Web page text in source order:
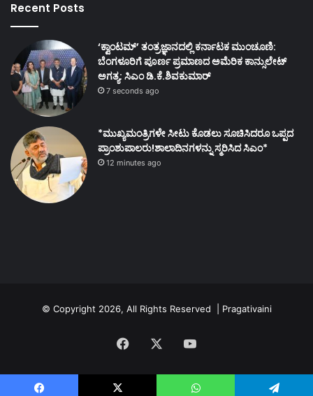
Recent Posts
‘ಕ್ವಾಂಟಮ್’ ತಂತ್ರಜ್ಞಾನದಲ್ಲಿ ಕರ್ನಾಟಕ ಮುಂಚೂಣಿ:
ಬೆಂಗಳೂರಿಗೆ ಪೂರ್ಣ ಪ್ರಮಾಣದ ಅಮೆರಿಕ ಕಾನ್ಸುಲೇಟ್
ಅಗತ್ಯ: ಸಿಎಂ ಡಿ.ಕೆ.ಶಿವಕುಮಾರ್
7 seconds ago
*ಮುಖ್ಯಮಂತ್ರಿಗಳೇ ಸೀಟು ಕೊಡಲು ಸೂಚಿಸಿದರೂ ಒಪ್ಪದ
ಪ್ರಾಂಶುಪಾಲರು!ಶಾಲಾದಿನಗಳನ್ನು ಸ್ಮರಿಸಿದ ಸಿಎಂ*
12 minutes ago
© Copyright 2026, All Rights Reserved | Pragativaini
Facebook